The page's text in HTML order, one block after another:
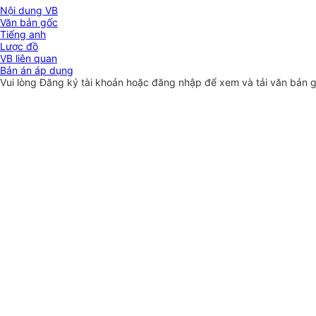
Nội dung VB
Văn bản gốc
Tiếng anh
Lược đồ
VB liên quan
Bản án áp dụng
Vui lòngĐăng ký tài khoản hoặc đăng nhập để xem và tải văn bản